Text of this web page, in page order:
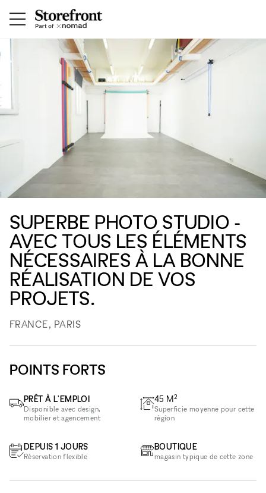
SUPERBE PHOTO STUDIO -
AVEC TOUS LES ÉLÉMENTS
NÉCESSAIRES À LA BONNE
RÉALISATION DE VOS
PROJETS.
FRANCE, PARIS
POINTS FORTS
PRÊT À L'EMPLOI
Disponible avec design,
mobilier et agencement
DEPUIS 1 JOURS
Réservation flexible
45 M2
Superficie moyenne pour cette
région
BOUTIQUE
magasin typique de cette zone